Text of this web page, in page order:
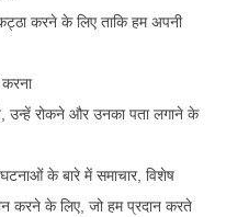
करने के लिए ताकि हम अपनी
करना
उन्हें रोकने और उनका पता लगाने के
के बारे में समाचार, विशेष
करने के लिए, जो हम प्रदान करते